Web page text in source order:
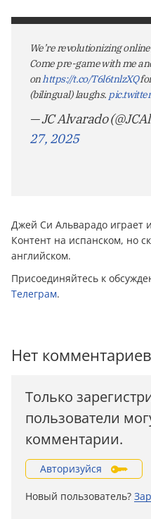
We’re revolutionizing
Come pre-game with me
onhttps://t.co/T6l6tnlzXQ
(bilingual) laughs.
— JC Alvarado
27, 2025
Джей Си Альварадо играет
Контент на испанском, но
английском.
Присоединяйтесь к
Телеграм.
Нет
Только
пользователи
комментарии.
Авторизуйся
Новый пользователь?